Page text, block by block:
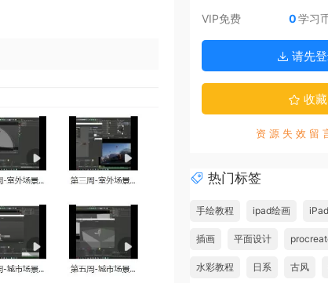
VIP免费 0学习
请先
收藏
资 源 失 效 留
热门标签
手绘教程 ipad绘画
插画 平面设计
水彩教程 日系 古风